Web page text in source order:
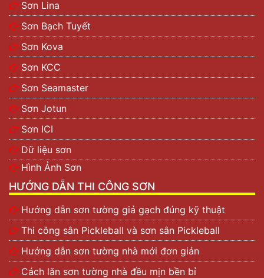
Sơn Lina
Sơn Bạch Tuyết
Sơn Kova
Sơn KCC
Sơn Seamaster
Sơn Jotun
Sơn ICI
Dữ liệu sơn
Hình Ảnh Sơn
HƯỚNG DẪN THI CÔNG SƠN
Hướng dẫn sơn tường giả gạch đúng kỹ thuật
Thi công sân Pickleball và sơn sân Pickleball
Hướng dẫn sơn tường nhà mới đơn giản
Cách lăn sơn tường nhà đều mịn bền bỉ